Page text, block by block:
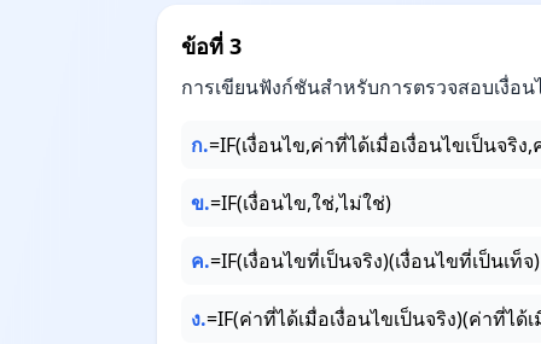
ข้อที่ 3
การเขียนฟังก์ชันสำหรับการตรวจสอบเงื่อ
ก.=IF(เงื่อนไข,ค่าที่ได้เมื่อเงื่อนไขเป็นจริง
ข.=IF(เงื่อนไข,ใช่,ไม่ใช่)
ค.=IF(เงื่อนไขที่เป็นจริง)(เงื่อนไขที่เป็นเท็จ)
ง.=IF(ค่าที่ได้เมื่อเงื่อนไขเป็นจริง)(ค่าที่ได้